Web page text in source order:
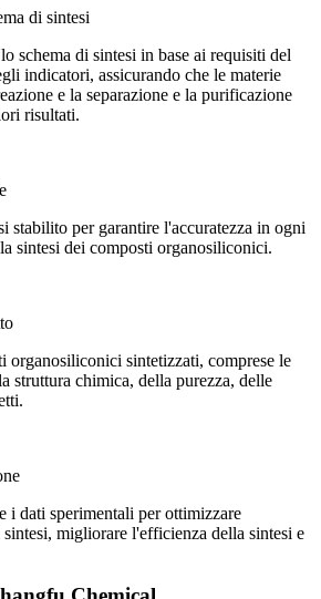
di sintesi
schema di sintesi in base ai requisiti del
indicatori, assicurando che le materie
e la separazione e la purificazione
risultati.
stabilito per garantire l'accuratezza in ogni
sintesi dei composti organosiliconici.
organosiliconici sintetizzati, comprese le
struttura chimica, della purezza, delle
i dati sperimentali per ottimizzare
migliorare l'efficienza della sintesi e